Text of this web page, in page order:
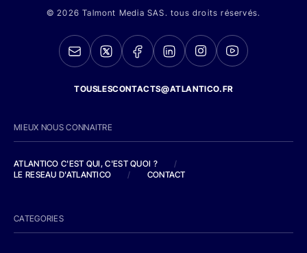
© 2026 Talmont Media SAS. tous droits réservés.
TOUSLESCONTACTS@ATLANTICO.FR
MIEUX NOUS CONNAITRE
ATLANTICO C'EST QUI, C'EST QUOI ?
/
LE RESEAU D'ATLANTICO
/ CONTACT
CATEGORIES